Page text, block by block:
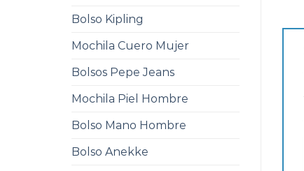
Bolso Kipling
Mochila Cuero Mujer
Bolsos Pepe Jeans
Mochila Piel Hombre
Bolso Mano Hombre
Bolso Anekke